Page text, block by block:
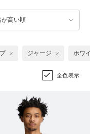
が高い順
ジャージ ホワ
全色表示